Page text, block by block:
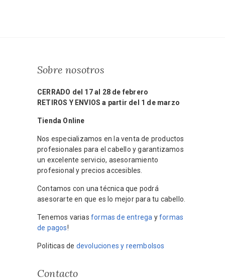
Sobre nosotros
CERRADO del 17 al 28 de febrero
RETIROS Y ENVIOS a partir del 1 de marzo
Tienda Online
Nos especializamos en la venta de productos
profesionales para el cabello y garantizamos
un excelente servicio, asesoramiento
profesional y precios accesibles.
Contamos con una técnica que podrá
asesorarte en que es lo mejor para tu cabello.
Tenemos varias formas de entrega yformas
de pagos!
Politicas de devoluciones y reembolsos
Contacto